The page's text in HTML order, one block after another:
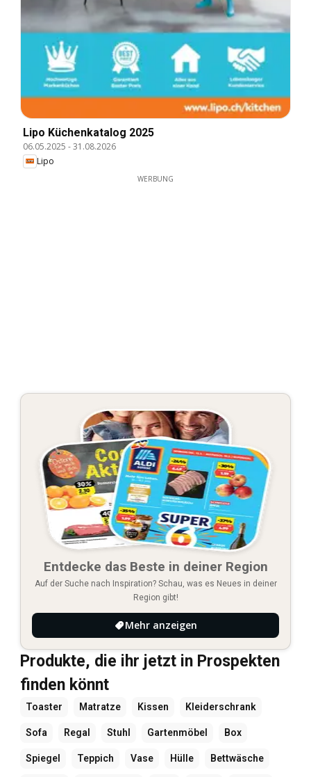
Lipo Küchenkatalog 2025
06.05.2025 -31.08.2026
Lipo
WERBUNG
Entdecke das Beste in deiner Region
Auf der Suche nach Inspiration? Schau, was es Neues in deiner
Region gibt!
Mehr anzeigen
Produkte, die ihr jetzt in Prospekten
finden könnt
Toaster Matratze Kissen Kleiderschrank
Sofa Regal Stuhl Gartenmöbel Box
Spiegel Teppich Vase Hülle Bettwäsche